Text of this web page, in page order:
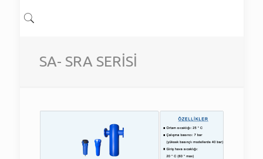
SA- SRA SERİSİ